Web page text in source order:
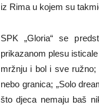
iz Rima u kojem su
SPK „Gloria“ se
prikazanom plesu
mržnju i bol i sve ružno;
nebo granica; „Solo
što djeca nemaju baš